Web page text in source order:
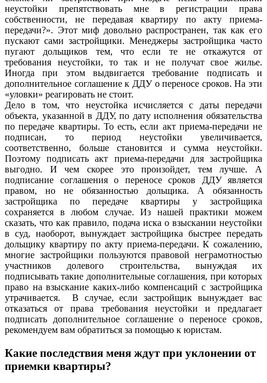
неустойки препятствовать мне в регистрации права
собственности, не передавая квартиру по акту приема-
передачи?». Этот миф довольно распространен, так как его
пускают сами застройщики. Менеджеры застройщика часто
пугают дольщиков тем, что если те не откажутся от
требования неустойки, то так и не получат свое жилье.
Иногда при этом выдвигается требование подписать и
дополнительное соглашение к ДДУ о переносе сроков. На эти
«уловки» реагировать не стоит.
Дело в том, что неустойка исчисляется с даты передачи
объекта, указанной в ДДУ, по дату исполнения обязательства
по передаче квартиры. То есть, если акт приема-передачи не
подписан, то период неустойки увеличивается,
соответственно, больше становится и сумма неустойки.
Поэтому подписать акт приема-передачи для застройщика
выгодно. И чем скорее это произойдет, тем лучше. А
подписание соглашения о переносе сроков ДДУ является
правом, но не обязанностью дольщика. А обязанность
застройщика по передаче квартиры у застройщика
сохраняется в любом случае. Из нашей практики можем
сказать, что как правило, подача иска о взыскании неустойки
в суд, наоборот, вынуждает застройщика быстрее передать
дольщику квартиру по акту приема-передачи. К сожалению,
многие застройщики пользуются правовой неграмотностью
участников долевого строительства, вынуждая их
подписывать такие дополнительные соглашения, при которых
право на взыскание каких-либо компенсаций с застройщика
утрачивается. В случае, если застройщик вынуждает вас
отказаться от права требования неустойки и предлагает
подписать дополнительное соглашение о переносе сроков,
рекомендуем вам обратиться за помощью к юристам.
Какие последствия меня ждут при уклонении от
приемки квартиры?